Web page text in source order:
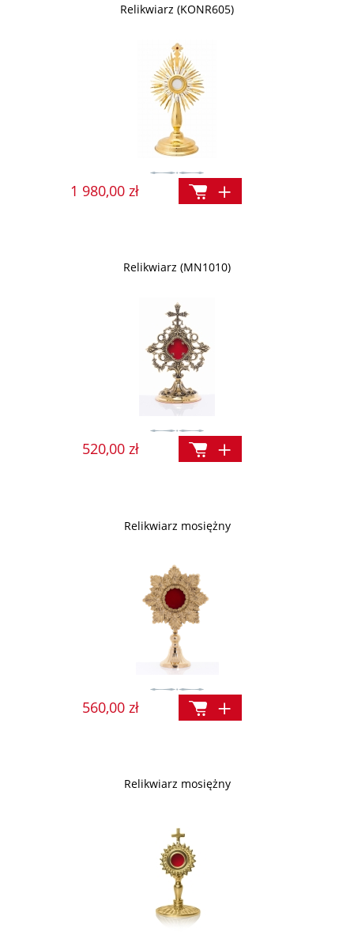
Relikwiarz (KONR605)
1 980,00 zł
Relikwiarz (MN1010)
520,00 zł
Relikwiarz mosiężny
560,00 zł
Relikwiarz mosiężny